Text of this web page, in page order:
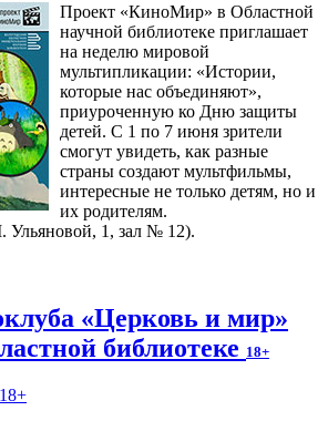
Проект «КиноМир» в Областной
научной библиотеке приглашает
на неделю мировой
мультипликации: «Истории,
которые нас объединяют»,
приуроченную ко Дню защиты
детей. С 1 по 7 июня зрители
смогут увидеть, как разные
страны создают мультфильмы,
интересные не только детям, но и
их родителям.
Ульяновой, 1, зал № 12).
«Церковь и мир»
библиотеке 18+
18+